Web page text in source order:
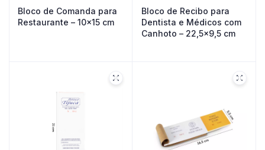
Bloco de Comanda para
Restaurante – 10×15 cm
Bloco de Recibo para
Dentista e Médicos com
Canhoto – 22,5×9,5 cm